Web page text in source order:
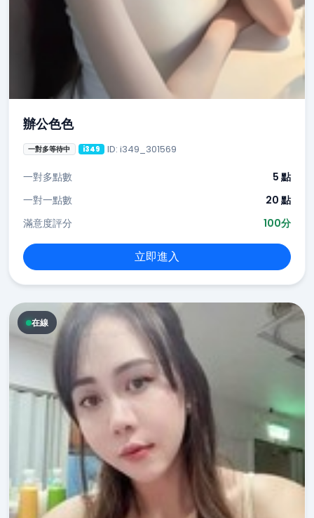
辦公色色
一對多等待中 i349 ID: i349_301569
一對多點數
5 點
一對一點數
20 點
滿意度評分
100分
立即進入
在線